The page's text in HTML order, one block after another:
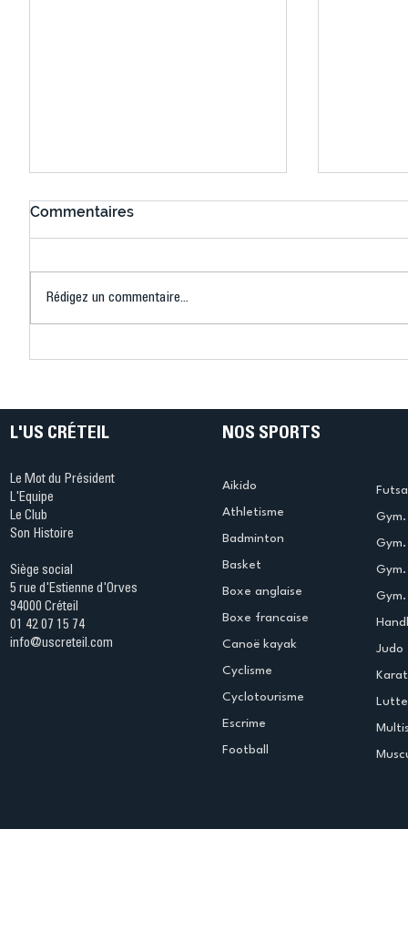
Commentaires
Rédigez un commentaire...
L'US CRÉTEIL
Le Mot du Président
L'Equipe
Le Club
Son Histoire
Siège social
5 rue d'Estienne d'Orves
94000 Créteil
01 42 07 15 74
info@uscreteil.com
NOS SPORTS
Aikido
Athletisme
Badminton
Basket
Boxe anglaise
Boxe francaise
Canoë kayak
Cyclisme
Cyclotourisme
Escrime
Football
Judo
Lutte